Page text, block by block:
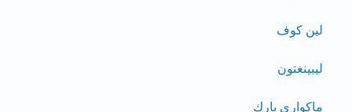
لين كوف
ليبينغتون
ماكواري بارك